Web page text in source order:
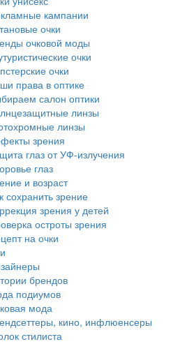
кампании
очки
очковой моды
очки
очки
права в оптике
салон оптики
линзы
линзы
зрения
глаз от УФ-излучения
глаз
и возраст
сохранить зрение
зрения у детей
остроты зрения
на очки
брендов
подиумов
мода
кино, инфлюенсеры
стилиста